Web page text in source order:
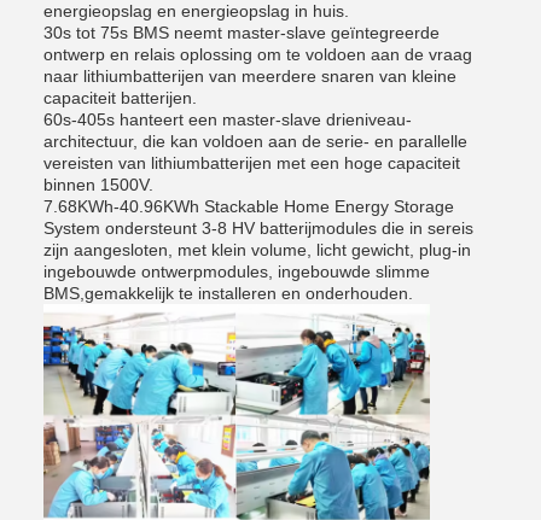
energieopslag en energieopslag in huis.
30s tot 75s BMS neemt master-slave geïntegreerde
ontwerp en relais oplossing om te voldoen aan de vraag
naar lithiumbatterijen van meerdere snaren van kleine
capaciteit batterijen.
60s-405s hanteert een master-slave drieniveau-
architectuur, die kan voldoen aan de serie- en parallelle
vereisten van lithiumbatterijen met een hoge capaciteit
binnen 1500V.
7.68KWh-40.96KWh Stackable Home Energy Storage
System ondersteunt 3-8 HV batterijmodules die in sereis
zijn aangesloten, met klein volume, licht gewicht, plug-in
ingebouwde ontwerpmodules, ingebouwde slimme
BMS,gemakkelijk te installeren en onderhouden.